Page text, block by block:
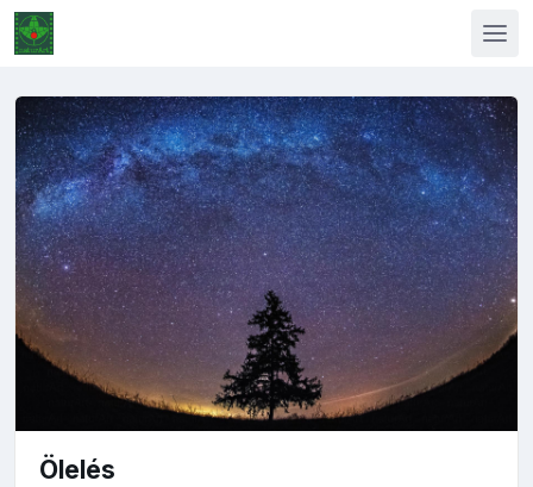
Ölelés